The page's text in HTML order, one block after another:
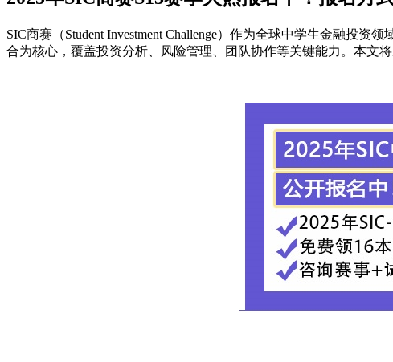
SIC商赛（Student Investment Challenge）作为全球中学生金融投
合为核心，覆盖投资分析、风险管理、团队协作等关键能力。本文